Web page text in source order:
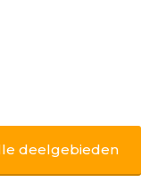
deelgebieden